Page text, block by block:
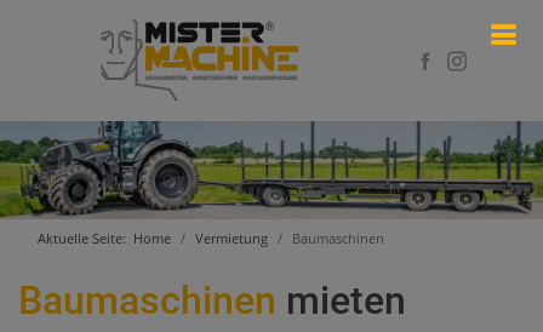
Aktuelle Seite: Home Vermietung Baumaschinen
Baumaschinen mieten